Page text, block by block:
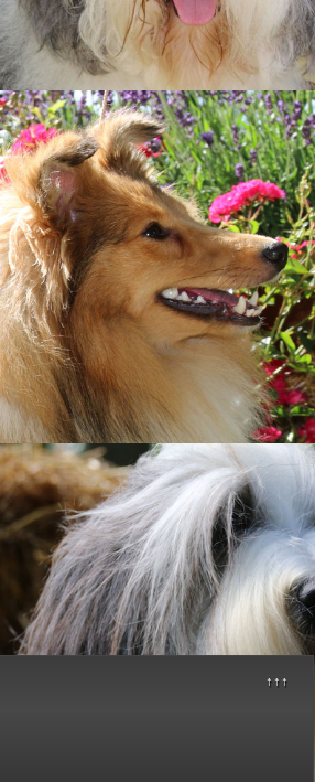
dass für den Titel Deutscher
eine der drei erforderlichen Anwartschaften
in der nächsthöheren Klasse
werden konnte. Diese verwendete
allerdings nicht mehr für die Erringung des
(Club) zur Verfügung gestanden.
Eine in der nächsthöheren Klasse
die für den Titel Deutscher
eingesetzt wurde, bleibt zusätzlich auch für
(Club) erhalten. Diese Regelung gilt
Deutsche Jugendchampion Club, sofern
erworben wurden.
(Res.-CAC-J) für den
(Club) als volle Anwartschaft
die Anwartschaften auf Ausstellungen
e. V. erworben wurden.
CAC-J oder CAC-Vet. für BOB und BOS
für Britische Hütehunde e.V. in 2020
BOS jeweils ein zusätzliches CAC bzw.
Somit erhält ein damit
einer Ausstellung zwei Anwartschaften
sind vorerst bis zum 31.12.2021 befristet
Ausstellungen unseres Clubs
schaffen.
für das neue Jahr, bleiben Sie gesund
für Britische Hütehunde e.V.
↑↑↑